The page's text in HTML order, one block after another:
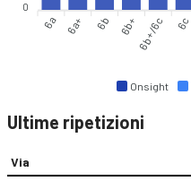
Onsight
0
6a 6a+ 6b 6b+ 6b+/6c 6c
Ultime ripetizioni
Via